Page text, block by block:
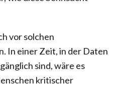
vor solchen
In einer Zeit, in der Daten
sind, wäre es
kritischer